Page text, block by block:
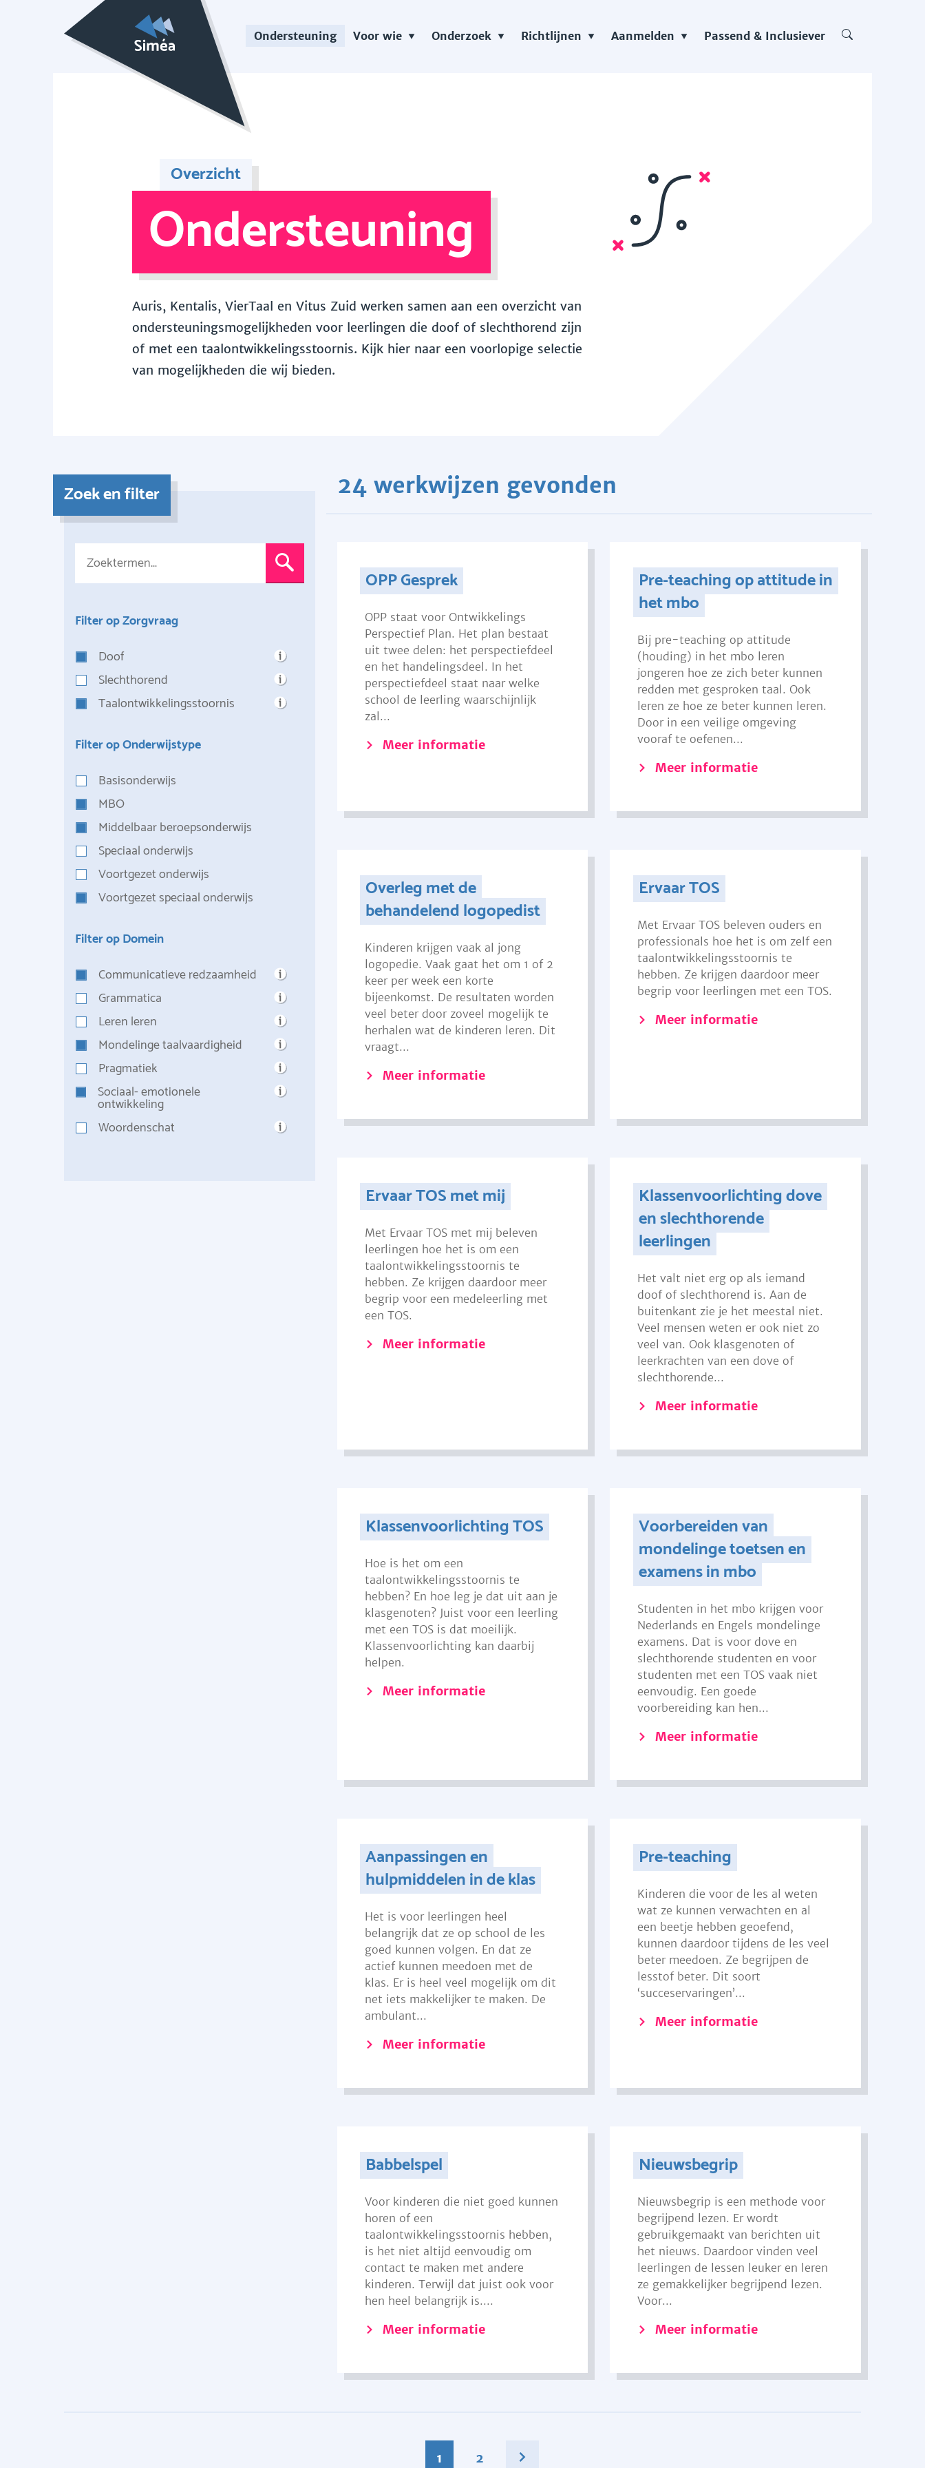
Ondersteuning Voor wie Onderzoek Richtlijnen Aanmelden Passend & Inclusiever
Overzicht
Ondersteuning
Auris, Kentalis, VierTaal en Vitus Zuid werken samen aan een overzicht van
ondersteuningsmogelijkheden voor leerlingen die doof of slechthorend zijn
of met een taalontwikkelingsstoornis. Kijk hier naar een voorlopige selectie
van mogelijkheden die wij bieden.
Zoek en filter
Filter op Zorgvraag
Doof
Slechthorend
Taalontwikkelingsstoornis
Filter op Onderwijstype
Basisonderwijs
MBO
Middelbaar beroepsonderwijs
Speciaal onderwijs
Voortgezet onderwijs
Voortgezet speciaal onderwijs
Filter op Domein
Communicatieve redzaamheid
Grammatica
Leren leren
Mondelinge taalvaardigheid
Pragmatiek
Sociaal- emotionele
ontwikkeling
Woordenschat
24 werkwijzen gevonden
OPP Gesprek
OPP staat voor Ontwikkelings
Perspectief Plan. Het plan bestaat
uit twee delen: het perspectiefdeel
en het handelingsdeel. In het
perspectiefdeel staat naar welke
school de leerling waarschijnlijk
zal...
Meer informatie
Pre-teaching op attitude in
het mbo
Bij pre-teaching op attitude
(houding) in het mbo leren
jongeren hoe ze zich beter kunnen
redden met gesproken taal. Ook
leren ze hoe ze beter kunnen leren.
Door in een veilige omgeving
vooraf te oefenen...
Meer informatie
Overleg met de
behandelend logopedist
Kinderen krijgen vaak al jong
logopedie. Vaak gaat het om 1 of 2
keer per week een korte
bijeenkomst. De resultaten worden
veel beter door zoveel mogelijk te
herhalen wat de kinderen leren. Dit
vraagt...
Meer informatie
Ervaar TOS
Met Ervaar TOS beleven ouders en
professionals hoe het is om zelf een
taalontwikkelingsstoornis te
hebben. Ze krijgen daardoor meer
begrip voor leerlingen met een TOS.
Meer informatie
Ervaar TOS met mij
Met Ervaar TOS met mij beleven
leerlingen hoe het is om een
taalontwikkelingsstoornis te
hebben. Ze krijgen daardoor meer
begrip voor een medeleerling met
een TOS.
Meer informatie
Klassenvoorlichting dove
en slechthorende
leerlingen
Het valt niet erg op als iemand
doof of slechthorend is. Aan de
buitenkant zie je het meestal niet.
Veel mensen weten er ook niet zo
veel van. Ook klasgenoten of
leerkrachten van een dove of
slechthorende...
Meer informatie
Klassenvoorlichting TOS
Hoe is het om een
taalontwikkelingsstoornis te
hebben? En hoe leg je dat uit aan je
klasgenoten? Juist voor een leerling
met een TOS is dat moeilijk.
Klassenvoorlichting kan daarbij
helpen.
Meer informatie
Voorbereiden van
mondelinge toetsen en
examens in mbo
Studenten in het mbo krijgen voor
Nederlands en Engels mondelinge
examens. Dat is voor dove en
slechthorende studenten en voor
studenten met een TOS vaak niet
eenvoudig. Een goede
voorbereiding kan hen...
Meer informatie
Aanpassingen en
hulpmiddelen in de klas
Het is voor leerlingen heel
belangrijk dat ze op school de les
goed kunnen volgen. En dat ze
actief kunnen meedoen met de
klas. Er is heel veel mogelijk om dit
net iets makkelijker te maken. De
ambulant...
Meer informatie
Pre-teaching
Kinderen die voor de les al weten
wat ze kunnen verwachten en al
een beetje hebben geoefend,
kunnen daardoor tijdens de les veel
beter meedoen. Ze begrijpen de
lesstof beter. Dit soort
‘succeservaringen’...
Meer informatie
Babbelspel
Voor kinderen die niet goed kunnen
horen of een
taalontwikkelingsstoornis hebben,
is het niet altijd eenvoudig om
contact te maken met andere
kinderen. Terwijl dat juist ook voor
hen heel belangrijk is....
Meer informatie
Nieuwsbegrip
Nieuwsbegrip is een methode voor
begrijpend lezen. Er wordt
gebruikgemaakt van berichten uit
het nieuws. Daardoor vinden veel
leerlingen de lessen leuker en leren
ze gemakkelijker begrijpend lezen.
Voor...
Meer informatie
1 2